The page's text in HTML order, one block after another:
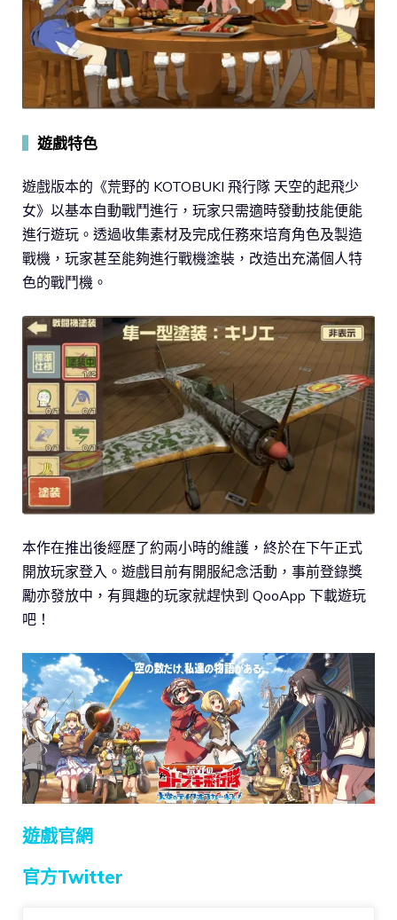
遊戲特色
遊戲版本的《荒野的 KOTOBUKI 飛行隊 天空的起飛少
女》以基本自動戰鬥進行，玩家只需適時發動技能便能
進行遊玩。透過收集素材及完成任務來培育角色及製造
戰機，玩家甚至能夠進行戰機塗裝，改造出充滿個人特
色的戰鬥機。
本作在推出後經歷了約兩小時的維護，終於在下午正式
開放玩家登入。遊戲目前有開服紀念活動，事前登錄獎
勵亦發放中，有興趣的玩家就趕快到 QooApp 下載遊玩
吧！
遊戲官網
官方Twitter